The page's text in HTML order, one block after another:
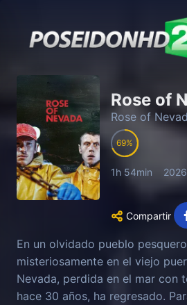
Rose of
Rose of
69
1h 54min 2026
Compartir
En un olvidado pueblo
misteriosamente en el viejo
Nevada, perdida en el mar con
hace 30 años, ha regresado.